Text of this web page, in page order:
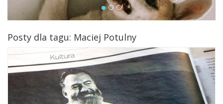
Posty dla tagu: Maciej Potulny